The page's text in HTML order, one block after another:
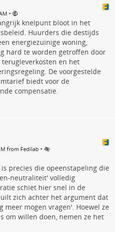
•
knelpunt bloot in het
Huurders die destijds
energiezuinige woning,
hard te worden getroffen door
en het
De voorgestelde
biedt voor de
compensatie.
from Fedilab •
precies die opeenstapeling die
neutraliteit' volledig
schiet hier snel in de
zich achter het argument dat
meer mogen vragen'. Hoewel ze
om willen doen, nemen ze het